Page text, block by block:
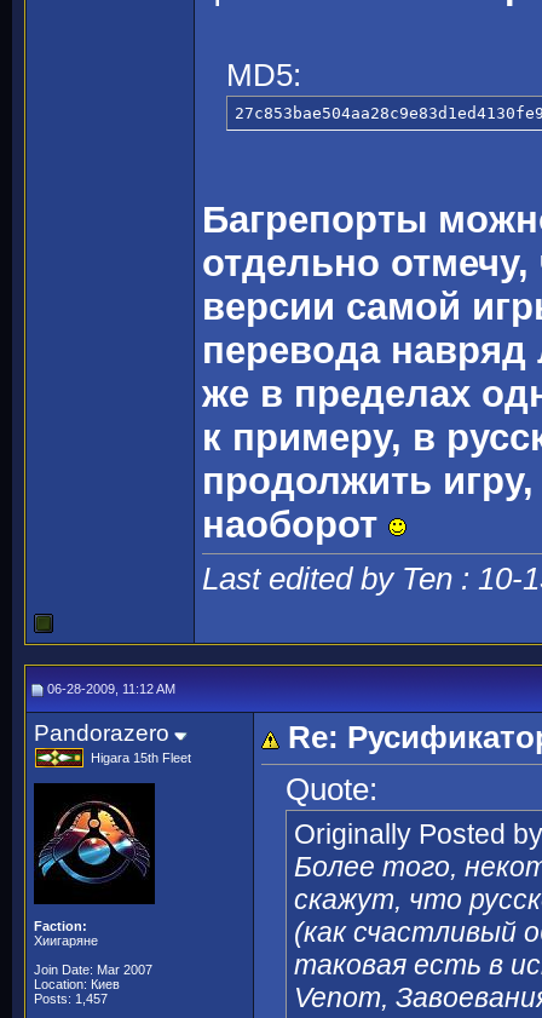
MD5:
Багрепорты
отдельно
версии самой
перевода навряд
же в пределах
к примеру, в
продолжить
наоборот
Last edited by Ten : 10-
06-28-2009, 11:12 AM
Pandorazero
Higara 15th Fleet
Faction:
Хиигаряне
Join Date: Mar 2007
Location: Киев
Posts: 1,457
Re:
Quote:
Originally Posted
Более того,
скажут, что
(как счастливый
таковая есть в
Venom,